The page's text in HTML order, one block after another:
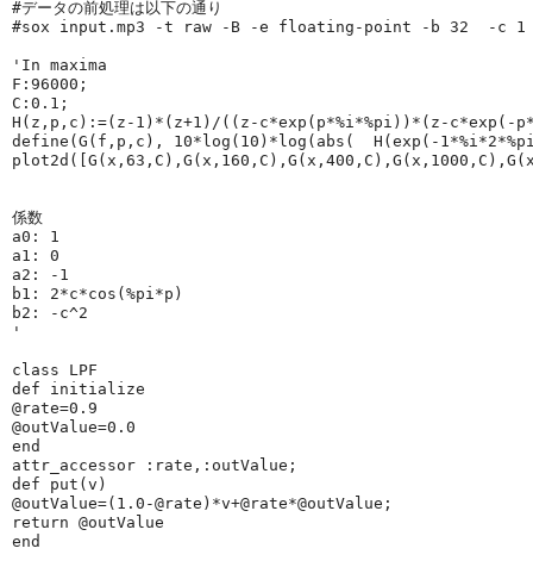
#データの前処理は以下の通り
#sox input.mp3 -t raw -B -e floating-point -b 32  -c 1
' In maxima
F:96000;
C:0.1;
H(z,p,c):=(z-1)*(z+1)/((z-c*exp(p*%i*%pi))*(z-c*exp(-
define(G(f,p,c), 10*log(10)*log(abs(  H(exp(-
係数
a0: 1
a1: 0
a2: -1
b1: 2*c*cos(%pi*p)
b2: -c^2
'
class LPF
def initialize
@rate=0.9
@outValue=0.0
end
attr_accessor
:rate , :outValue ;
def put (v)
@outValue=( 1.0 -@rate )*v+@rate*@outValue ;
return @outValue
end